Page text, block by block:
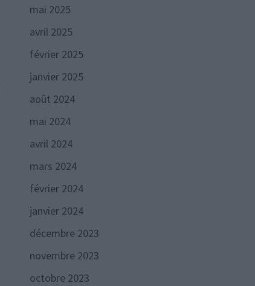
mai 2025
avril 2025
février 2025
janvier 2025
août 2024
mai 2024
avril 2024
mars 2024
février 2024
janvier 2024
décembre 2023
novembre 2023
octobre 2023